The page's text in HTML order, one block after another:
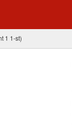
1 1-st)